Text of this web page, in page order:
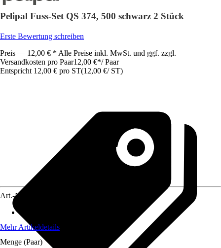
Pelipal Fuss-Set QS 374, 500 schwarz 2 Stück
Erste Bewertung schreiben
Preis — 12,00 € * Alle Preise inkl. MwSt. und ggf. zzgl.
Versandkosten pro Paar12,00 €*/ Paar
Entspricht 12,00 € pro ST(12,00 €/ ST)
Art.-Nr.
Mehr Artikeldetails
Menge (Paar)